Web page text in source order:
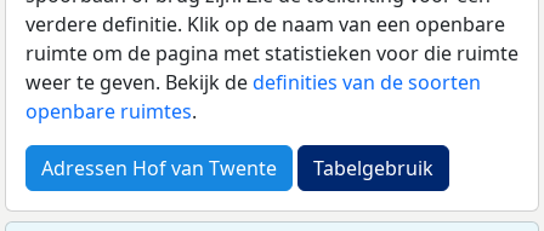
verdere definitie. Klik op de naam van een openbare
ruimte om de pagina met statistieken voor die ruimte
weer te geven. Bekijk dedefinities van de soorten
openbare ruimtes.
Adressen Hof van Twente Tabelgebruik